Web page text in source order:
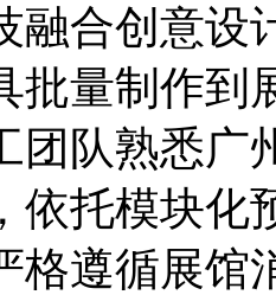
融合创意设
批量制作到
团队熟悉广
依托模块化
格遵循展馆